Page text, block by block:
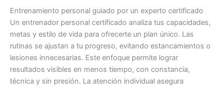
Entrenamiento personal guiado por un experto certificado
Un entrenador personal certificado analiza tus capacidades,
metas y estilo de vida para ofrecerte un plan único. Las
rutinas se ajustan a tu progreso, evitando estancamientos o
lesiones innecesarias. Este enfoque permite lograr
resultados visibles en menos tiempo, con constancia,
técnica y sin presión. La atención individual asegura